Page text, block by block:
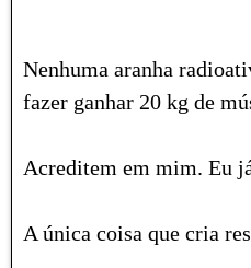
Nenhuma aranha
fazer ganhar 20 kg de
Acreditem em mim. Eu
A única coisa que cria